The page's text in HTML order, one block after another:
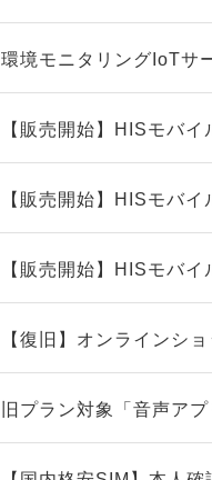
環境モニタリングIoTサ
【販売開始】HISモバ
【販売開始】HISモバ
【販売開始】HISモバ
【復旧】オンラインシ
旧プラン対象「音声ア